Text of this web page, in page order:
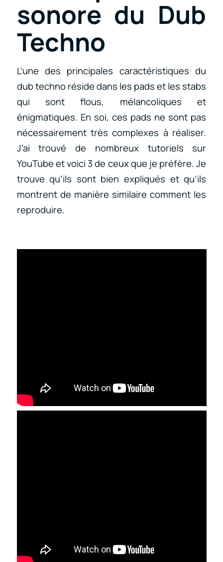
sonore du Dub
Techno
L’une des principales caractéristiques du
dub techno réside dans les pads et les stabs
qui sont flous, mélancoliques et
énigmatiques. En soi, ces pads ne sont pas
nécessairement très complexes à réaliser.
J’ai trouvé de nombreux tutoriels sur
YouTube et voici 3 de ceux que je préfère. Je
trouve qu’ils sont bien expliqués et qu’ils
montrent de manière similaire comment les
reproduire.